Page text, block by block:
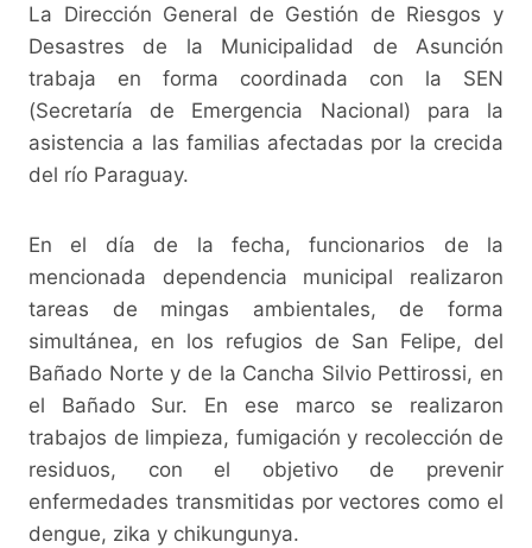
c
e
b
o
o
itt
er
at
s
A
p
p
p
y
Li
n
e
gr
a
m
La Dirección General de Gestión de Riesgos y
Desastres de la Municipalidad de Asunción
trabaja en forma coordinada con la SEN
(Secretaría de Emergencia Nacional) para la
asistencia a las familias afectadas por la crecida
del río Paraguay.
En el día de la fecha, funcionarios de la
mencionada dependencia municipal realizaron
tareas de mingas ambientales, de forma
simultánea, en los refugios de San Felipe, del
Bañado Norte y de la Cancha Silvio Pettirossi, en
el Bañado Sur. En ese marco se realizaron
trabajos de limpieza, fumigación y recolección de
residuos, con el objetivo de prevenir
enfermedades transmitidas por vectores como el
dengue, zika y chikungunya.